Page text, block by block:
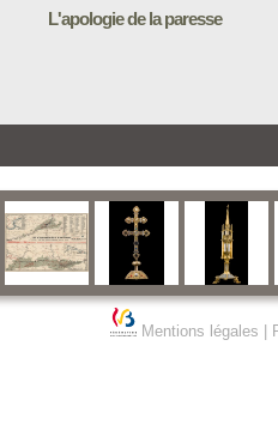
L'apologie de la paresse
Mentions légales